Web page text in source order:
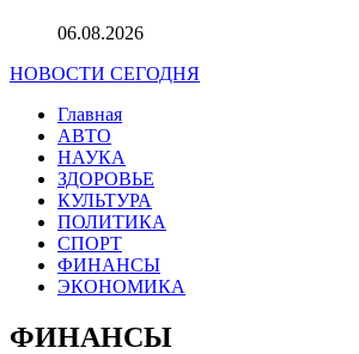
06.08.2026
НОВОСТИ СЕГОДНЯ
Главная
АВТО
НАУКА
ЗДОРОВЬЕ
КУЛЬТУРА
ПОЛИТИКА
СПОРТ
ФИНАНСЫ
ЭКОНОМИКА
ФИНАНСЫ